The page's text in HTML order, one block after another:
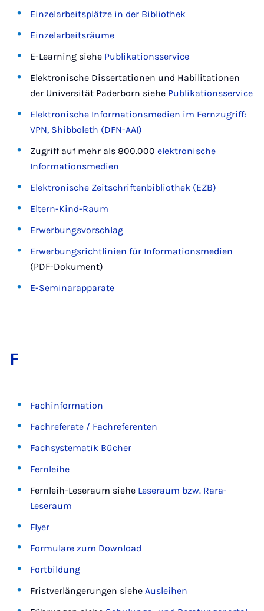
Einzelarbeitsplätze in der Bibliothek
Einzelarbeitsräume
E-Learning siehe Publikationsservice
Elektronische Dissertationen und Habilitationen
der Universität Paderborn siehe Publikationsservice
Elektronische Informationsmedien im Fernzugriff:
VPN, Shibboleth (DFN-AAI)
Zugriff auf mehr als 800.000elektronische
Informationsmedien
Elektronische Zeitschriftenbibliothek (EZB)
Eltern-Kind-Raum
Erwerbungsvorschlag
Erwerbungsrichtlinien für Informationsmedien
(PDF-Dokument)
E-Seminarapparate
F
Fachinformation
Fachreferate / Fachreferenten
Fachsystematik Bücher
Fernleihe
Fernleih-Leseraum siehe Leseraum bzw. Rara-
Leseraum
Flyer
Formulare zum Download
Fortbildung
Fristverlängerungen sieheAusleihen